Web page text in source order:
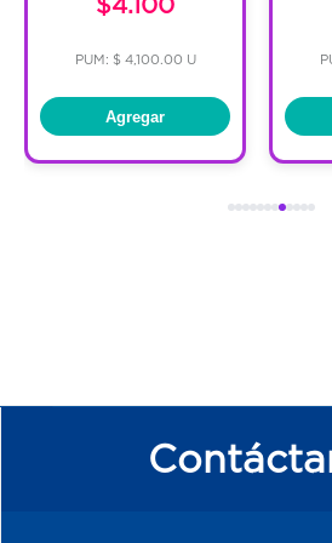
$4.100
PUM: $ 4,100.00 U
Agregar